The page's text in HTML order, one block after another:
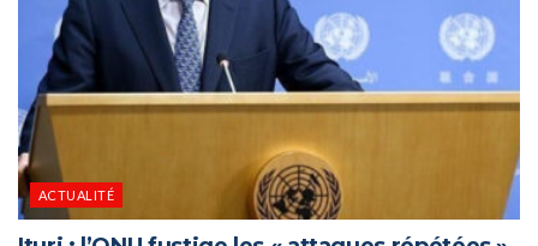
ACTUALITÉ